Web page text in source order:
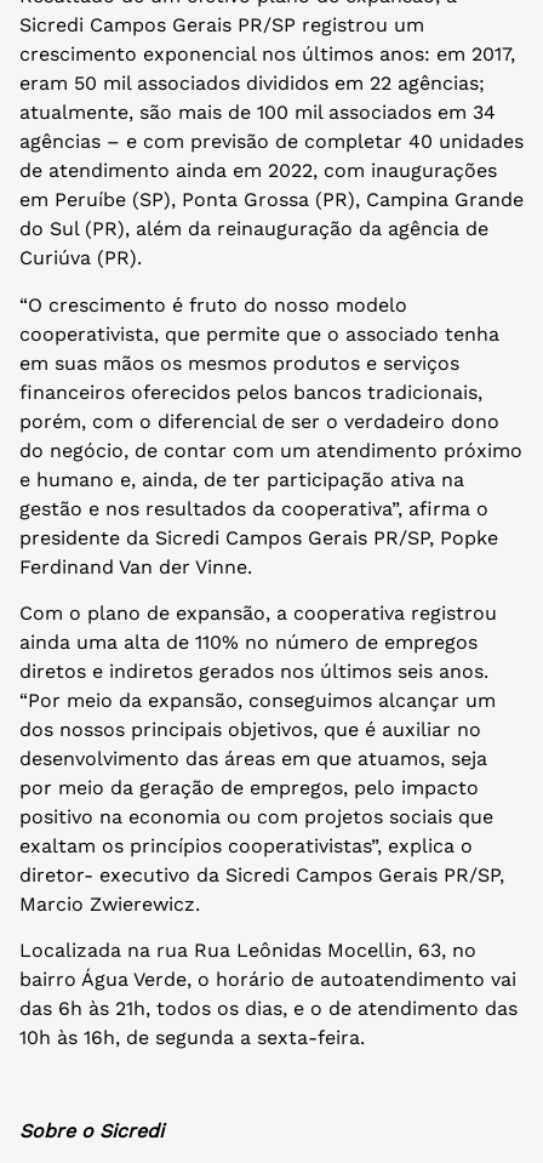
Sicredi Campos Gerais PR/SP registrou um
crescimento exponencial nos últimos anos: em 2017,
eram 50 mil associados divididos em 22 agências;
atualmente, são mais de 100 mil associados em 34
agências – e com previsão de completar 40 unidades
de atendimento ainda em 2022, com inaugurações
em Peruíbe (SP), Ponta Grossa (PR), Campina Grande
do Sul (PR), além da reinauguração da agência de
Curiúva (PR).
“O crescimento é fruto do nosso modelo
cooperativista, que permite que o associado tenha
em suas mãos os mesmos produtos e serviços
financeiros oferecidos pelos bancos tradicionais,
porém, com o diferencial de ser o verdadeiro dono
do negócio, de contar com um atendimento próximo
e humano e, ainda, de ter participação ativa na
gestão e nos resultados da cooperativa”, afirma o
presidente da Sicredi Campos Gerais PR/SP, Popke
Ferdinand Van der Vinne.
Com o plano de expansão, a cooperativa registrou
ainda uma alta de 110% no número de empregos
diretos e indiretos gerados nos últimos seis anos.
“Por meio da expansão, conseguimos alcançar um
dos nossos principais objetivos, que é auxiliar no
desenvolvimento das áreas em que atuamos, seja
por meio da geração de empregos, pelo impacto
positivo na economia ou com projetos sociais que
exaltam os princípios cooperativistas”, explica o
diretor- executivo da Sicredi Campos Gerais PR/SP,
Marcio Zwierewicz.
Localizada na rua Rua Leônidas Mocellin, 63, no
bairro Água Verde, o horário de autoatendimento vai
das 6h às 21h, todos os dias, e o de atendimento das
10h às 16h, de segunda a sexta-feira.
Sobre o Sicredi